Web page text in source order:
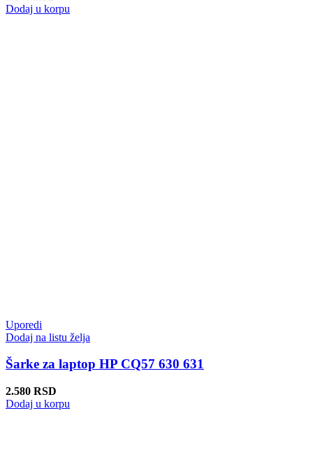
Dodaj u korpu
Uporedi
Dodaj na listu želja
Šarke za laptop HP CQ57 630 631
2.580 RSD
Dodaj u korpu